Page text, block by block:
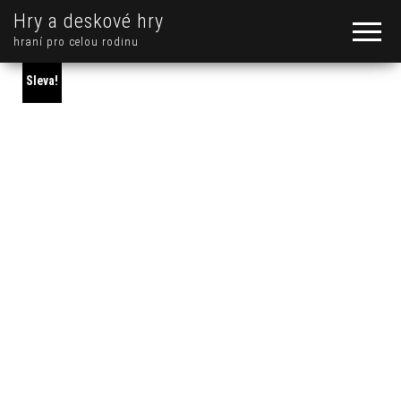
Hry a deskové hry
hraní pro celou rodinu
Sleva!